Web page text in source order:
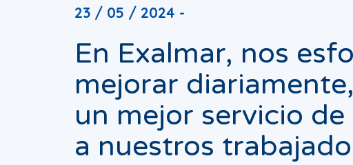
23 / 05 / 2024 -
En Exalmar, nos
mejorar
un mejor servicio
a nuestros